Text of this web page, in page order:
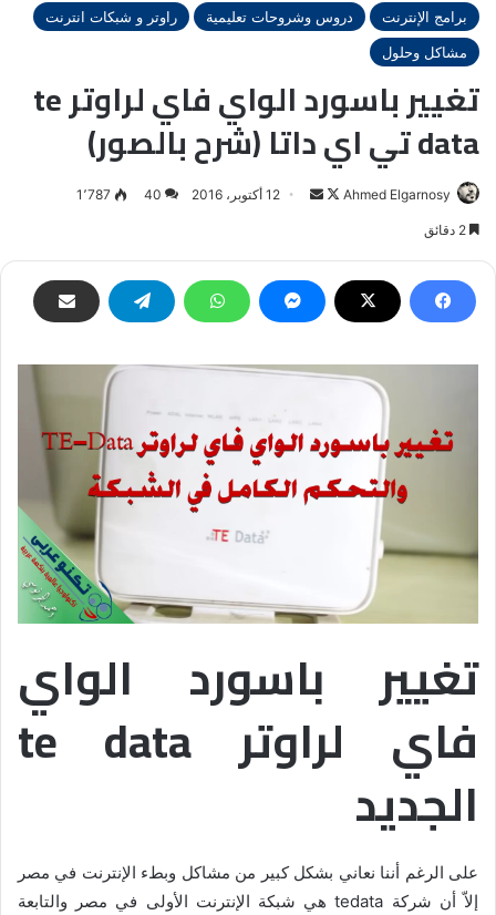
برامج الإنترنت دروس وشروحات تعليمية
راوتر و شبكات انترنت
مشاكل وحلول
تغيير باسورد الواي فاي لراوتر te
data تي اي داتا (شرح بالصور)
Ahmed Elgarnosy
Followأرسل12 أكتوبر، 2016 40 1٬787
تغيير باسورد الواي
فاي لراوتر te data
الجديد
على الرغم أننا نعاني بشكل كبير من مشاكل وبطء الإنترنت في مصر
إلاّ أن شركة tedata هي شبكة الإنترنت الأولى في مصر والتابعة